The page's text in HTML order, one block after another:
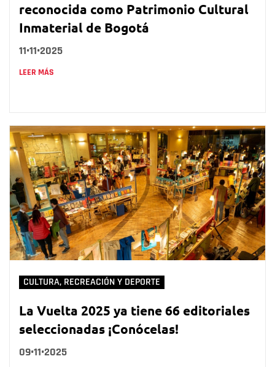
reconocida como Patrimonio Cultural
Inmaterial de Bogotá
11•11•2025
LEER MÁS
CULTURA, RECREACIÓN Y DEPORTE
La Vuelta 2025 ya tiene 66 editoriales
seleccionadas ¡Conócelas!
09•11•2025